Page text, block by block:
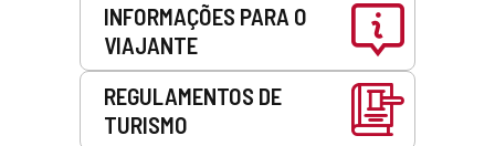
INFORMAÇÕES PARA O
VIAJANTE
REGULAMENTOS DE
TURISMO